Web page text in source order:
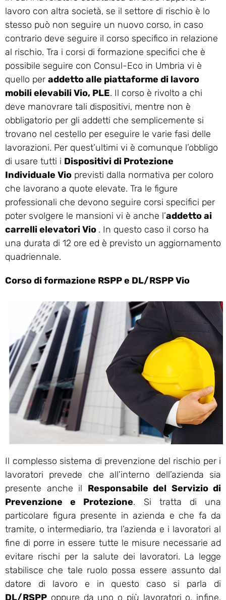
lavoro con altra società, se il settore di rischio è lo
stesso può non seguire un nuovo corso, in caso
contrario deve seguire il corso specifico in relazione
al rischio. Tra i corsi di formazione specifici che è
possibile seguire con Consul-Eco in Umbria vi è
quello per addetto alle piattaforme di lavoro
mobili elevabili Vio, PLE. Il corso è rivolto a chi
deve manovrare tali dispositivi, mentre non è
obbligatorio per gli addetti che semplicemente si
trovano nel cestello per eseguire le varie fasi delle
lavorazioni. Per quest’ultimi vi è comunque l’obbligo
di usare tutti i Dispositivi di Protezione
Individuale Vio previsti dalla normativa per coloro
che lavorano a quote elevate. Tra le figure
professionali che devono seguire corsi specifici per
poter svolgere le mansioni vi è anche l’addetto ai
carrelli elevatori Vio . In questo caso il corso ha
una durata di 12 ore ed è previsto un aggiornamento
quadriennale.
Corso di formazione RSPP e DL/RSPP Vio
Il complesso sistema di prevenzione del rischio per i
lavoratori prevede che all’interno dell’azienda sia
presente anche il Responsabile del Servizio di
Prevenzione e Protezione. Si tratta di una
particolare figura presente in azienda e che fa da
tramite, o intermediario, tra l’azienda e i lavoratori al
fine di porre in essere tutte le misure necessarie ad
evitare rischi per la salute dei lavoratori. La legge
stabilisce che tale ruolo possa essere assunto dal
datore di lavoro e in questo caso si parla di
DL/RSPP oppure da uno o più lavoratori o, infine,